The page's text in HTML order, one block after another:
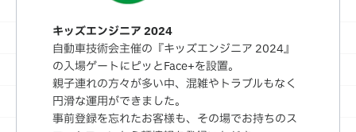
キッズエンジニア 2024
自動車技術会主催の『キッズエンジニア 2024』
の入場ゲートにピッとFace+を設置。
親子連れの方々が多い中、混雑やトラブルもなく
円滑な運用ができました。
事前登録を忘れたお客様も、その場でお持ちのス